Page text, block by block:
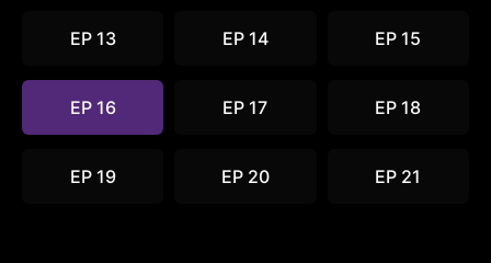
EP 13 EP 14 EP 15
EP 16 EP 17 EP 18
EP 19 EP 20 EP 21